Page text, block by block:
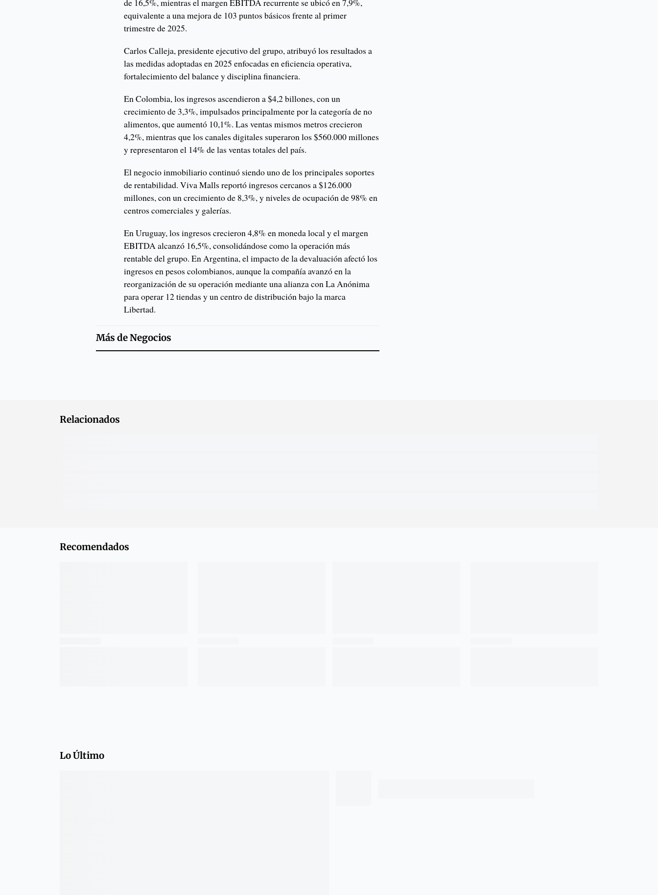
de 16,5%, mientras el margen EBITDA recurrente se ubicó en 7,9%,
equivalente a una mejora de 103 puntos básicos frente al primer
trimestre de 2025.
Carlos Calleja, presidente ejecutivo del grupo, atribuyó los resultados a
las medidas adoptadas en 2025 enfocadas en eficiencia operativa,
fortalecimiento del balance y disciplina financiera.
En Colombia, los ingresos ascendieron a $4,2 billones, con un
crecimiento de 3,3%, impulsados principalmente por la categoría de no
alimentos, que aumentó 10,1%. Las ventas mismos metros crecieron
4,2%, mientras que los canales digitales superaron los $560.000 millones
y representaron el 14% de las ventas totales del país.
El negocio inmobiliario continuó siendo uno de los principales soportes
de rentabilidad. Viva Malls reportó ingresos cercanos a $126.000
millones, con un crecimiento de 8,3%, y niveles de ocupación de 98% en
centros comerciales y galerías.
En Uruguay, los ingresos crecieron 4,8% en moneda local y el margen
EBITDA alcanzó 16,5%, consolidándose como la operación más
rentable del grupo. En Argentina, el impacto de la devaluación afectó los
ingresos en pesos colombianos, aunque la compañía avanzó en la
reorganización de su operación mediante una alianza con La Anónima
para operar 12 tiendas y un centro de distribución bajo la marca
Libertad.
Más deNegocios
Relacionados
Recomendados
Lo Último